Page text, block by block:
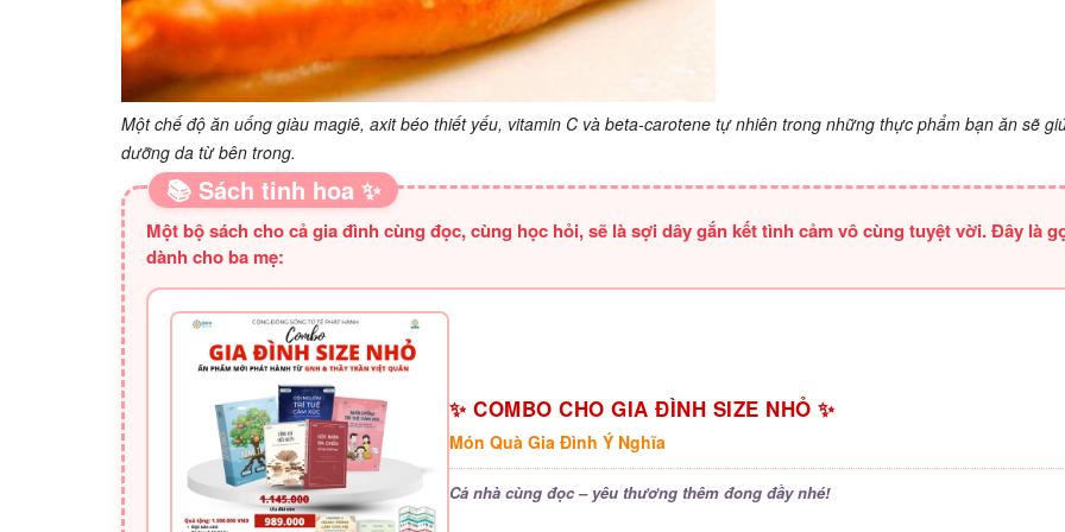
Một chế độ ăn uống giàu magiê, axit béo thiết yếu, vitamin C và beta-carotene tự nhiên trong những thực phẩm bạn ăn sẽ
dưỡng da từ bên trong.
📚 Sách tinh hoa ✨
Một bộ sách cho cả gia đình cùng đọc, cùng học hỏi, sẽ là sợi dây gắn kết tình cảm vô cùng tuyệt vời. Đây là
dành cho ba mẹ:
✨ COMBO CHO GIA ĐÌNH SIZE NHỎ ✨
Món Quà Gia Đình Ý Nghĩa
Cả nhà cùng đọc – yêu thương thêm đong đầy nhé!